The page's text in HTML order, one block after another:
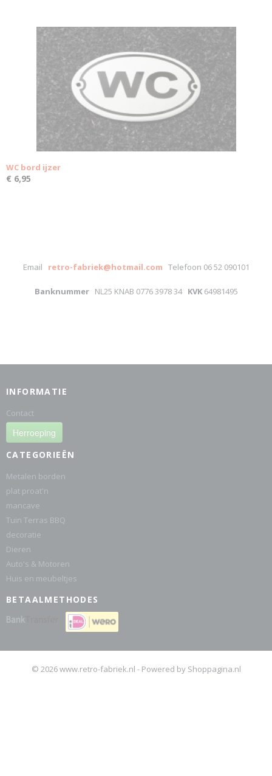
WC bord ijzer
€ 6,95
Email retro-fabriek@hotmail.com Telefoon 06 52 090101
Banknummer NL25 KNAB 0776 3978 34 KVK64981495
INFORMATIE
Contact
Herroeping
CATEGORIEËN
Metalen borden
plat proat'n
mancave
Tuin Terras BBQ
decoratie
Dieren
Auto's & Motoren
Huis en meubeltjes
BETAALMETHODES
© 2026 www.retro-fabriek.nl - Powered by Shoppagina.nl